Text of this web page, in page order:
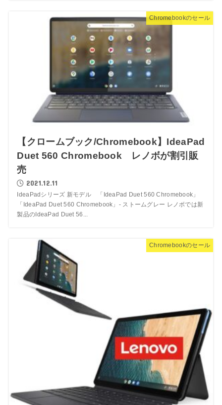
Chromebookのセール
【クロームブック/Chromebook】IdeaPad
Duet 560 Chromebook レノボが割引販
売
2021.12.11
IdeaPadシリーズ 新モデル 「IdeaPad Duet 560 Chromebook」
「IdeaPad Duet 560 Chromebook」- ストームグレー レノボでは新
製品のIdeaPad Duet 56...
Chromebookのセール